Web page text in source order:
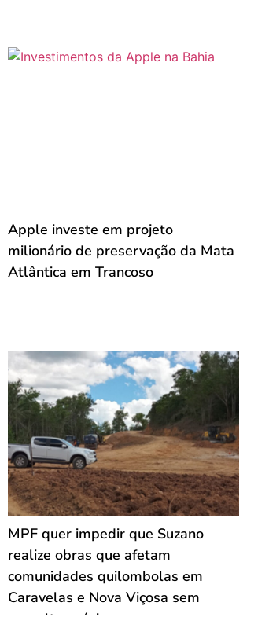
Apple investe em projeto
milionário de preservação da Mata
Atlântica em Trancoso
MPF quer impedir que Suzano
realize obras que afetam
comunidades quilombolas em
Caravelas e Nova Viçosa sem